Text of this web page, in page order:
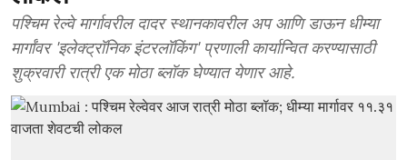
पश्चिम रेल्वे मार्गावरील दादर स्थानकावरील अप आणि डाऊन धीम्या
मार्गांवर 'इलेक्ट्रॉनिक इंटरलॉकिंग' प्रणाली कार्यान्वित करण्यासाठी
शुक्रवारी रात्री एक मोठा ब्लॉक घेण्यात येणार आहे.